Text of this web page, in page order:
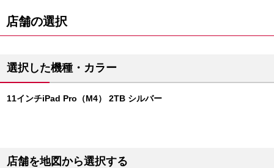
店舗の選択
選択した機種・カラー
11インチiPad Pro（M4） 2TB シルバー
店舗を地図から選択する